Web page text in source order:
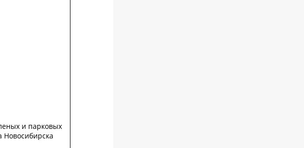
и парковых
Новосибирска